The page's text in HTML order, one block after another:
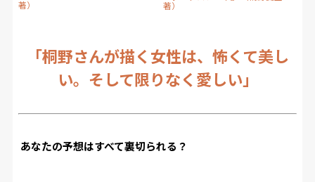
著）
著）
「桐野さんが描く女性は、怖くて美し
い。そして限りなく愛しい」
あなたの予想はすべて裏切られる？